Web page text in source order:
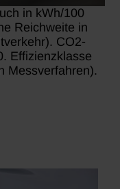
in kWh/100
Reichweite in
CO2-
Effizienzklasse
Messverfahren).